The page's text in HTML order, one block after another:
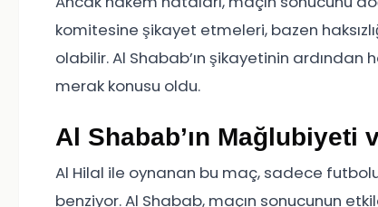
komitesine şikayet etmeleri, bazen
olabilir. Al Shabab’ın şikayetinin
merak konusu oldu.
Al Shabab’ın Mağlubiyeti
Al Hilal ile oynanan bu maç, sadece
benziyor. Al Shabab, maçın sonucunun